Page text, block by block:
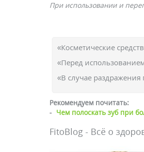
При использовании и
«Косметические
«Перед
«В случае раздражения
Рекомендуем почитать:
- Чем полоскать зуб при
FitoBlog - Всё о